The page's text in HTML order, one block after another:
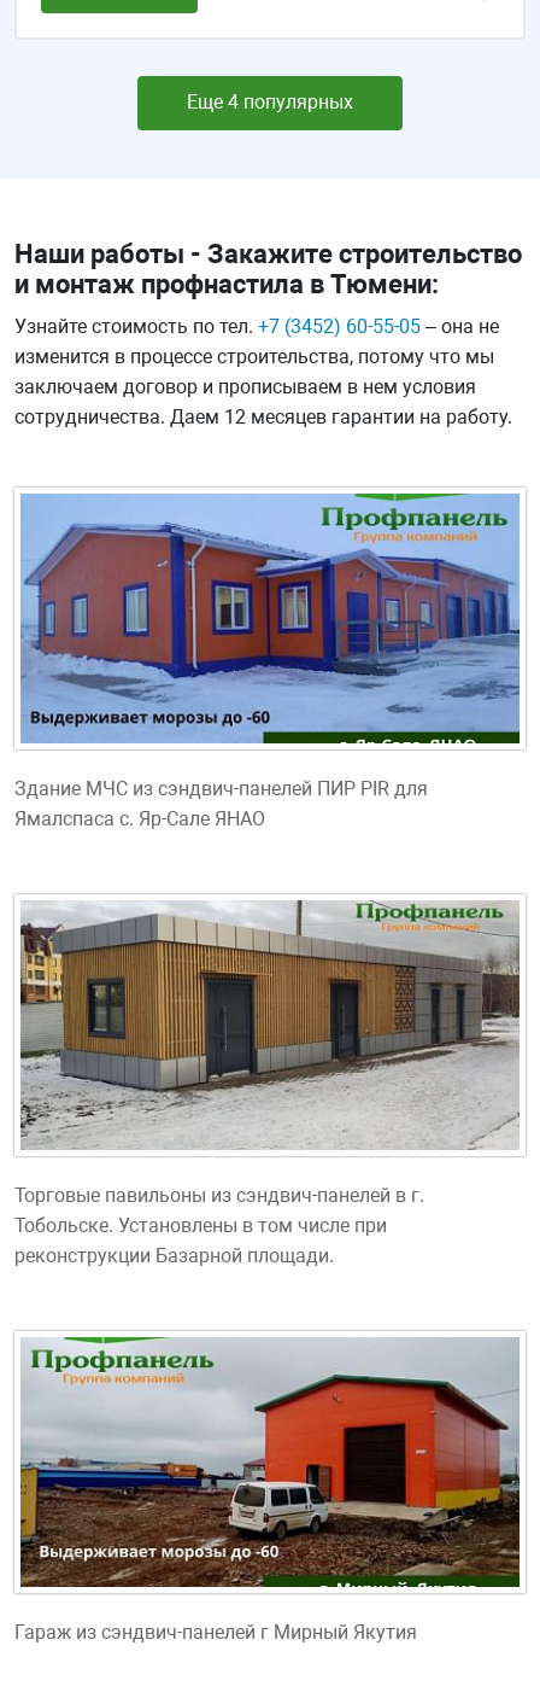
Еще 4 популярных
Наши работы - Закажите строительство
и монтаж профнастила в Тюмени:
Узнайте стоимость по тел. +7 (3452) 60-55-05 – она не
изменится в процессе строительства, потому что мы
заключаем договор и прописываем в нем условия
сотрудничества. Даем 12 месяцев гарантии на работу.
Здание МЧС из сэндвич-панелей ПИР PIR для
Ямалспаса с. Яр-Сале ЯНАО
Торговые павильоны из сэндвич-панелей в г.
Тобольске. Установлены в том числе при
реконструкции Базарной площади.
Гараж из сэндвич-панелей г Мирный Якутия